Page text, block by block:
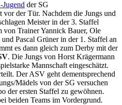
Jugend der SG
vor der Tür. Nachdem die Jungs und
Meister in der 3. Staffel
von Trainer Yannick Bauer, Ole
Pascal Grüner in der 1. Staffel an
es dann gleich zum Derby mit der
. Die Jungs von Horst Krägermann
Mannschaft eingeschätzt.
Der ASV geht dementsprechend
Mädels von der SG versuchen
der ersten Staffel zu gewöhnen.
beiden Teams im Vordergrund.